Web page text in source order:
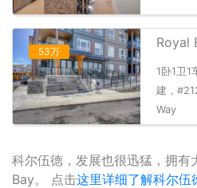
53万
Royal
1卧1卫
建，
Way
科尔伍德，发展也很迅猛，拥有
Bay。 点击这里详细了解科尔伍